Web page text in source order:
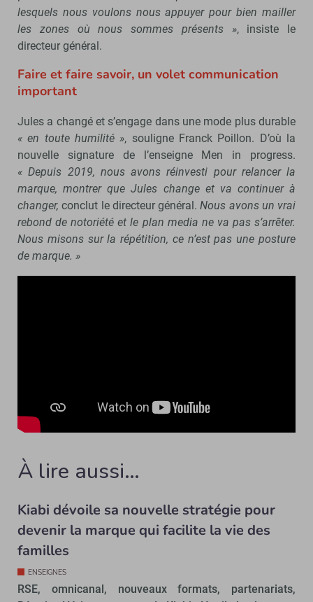
lesquels nous voulons nous appuyer pour bien mailler
les zones où nous sommes présents », insiste le
directeur général.
Faire et faire savoir, un volet communication
important
Jules a changé et s’engage dans une mode plus durable
« en toute humilité », souligne Franck Poillon. D’où la
nouvelle signature de l’enseigne Men in progress.
« Depuis 2019, nous avons réinvesti pour relancer la
marque, montrer que Jules change et va continuer à
changer, conclut le directeur général.Nous avons un vrai
rebond de notoriété et le plan media ne va pas s’arrêter.
Nous misons sur la répétition, ce n’est pas une posture
de marque. »
À lire aussi…
Kiabi dévoile sa nouvelle stratégie pour
devenir la marque qui facilite la vie des
familles
ENSEIGNES
RSE, omnicanal, nouveaux formats, partenariats,